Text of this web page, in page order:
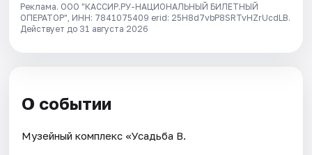
Реклама. ООО "КАССИР.РУ-НАЦИОНАЛЬНЫЙ БИЛЕТНЫЙ
ОПЕРАТОР", ИНН: 7841075409 erid: 25H8d7vbP8SRTvHZrUcdLB.
Действует до 31 августа 2026
О событии
Музейный комплекс «Усадьба В.